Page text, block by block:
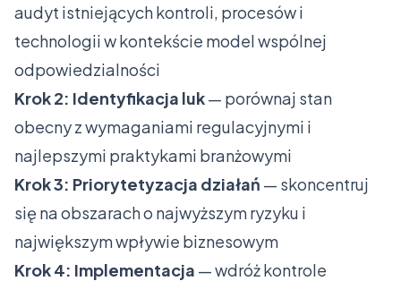
audyt istniejących kontroli, procesów i
technologii w kontekście model wspólnej
odpowiedzialności
Krok 2: Identyfikacja luk— porównaj stan
obecny z wymaganiami regulacyjnymi i
najlepszymi praktykami branżowymi
Krok 3: Priorytetyzacja działań — skoncentruj
się na obszarach o najwyższym ryzyku i
największym wpływie biznesowym
Krok 4: Implementacja — wdróż kontrole